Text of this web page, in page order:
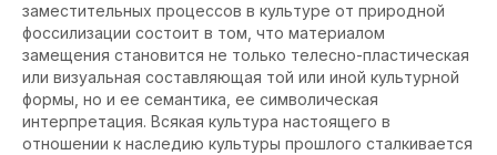
заместительных процессов в культуре от природной
фоссилизации состоит в том, что материалом
замещения становится не только телесно-пластическая
или визуальная составляющая той или иной культурной
формы, но и ее семантика, ее символическая
интерпретация. Всякая культура настоящего в
отношении к наследию культуры прошлого сталкивается